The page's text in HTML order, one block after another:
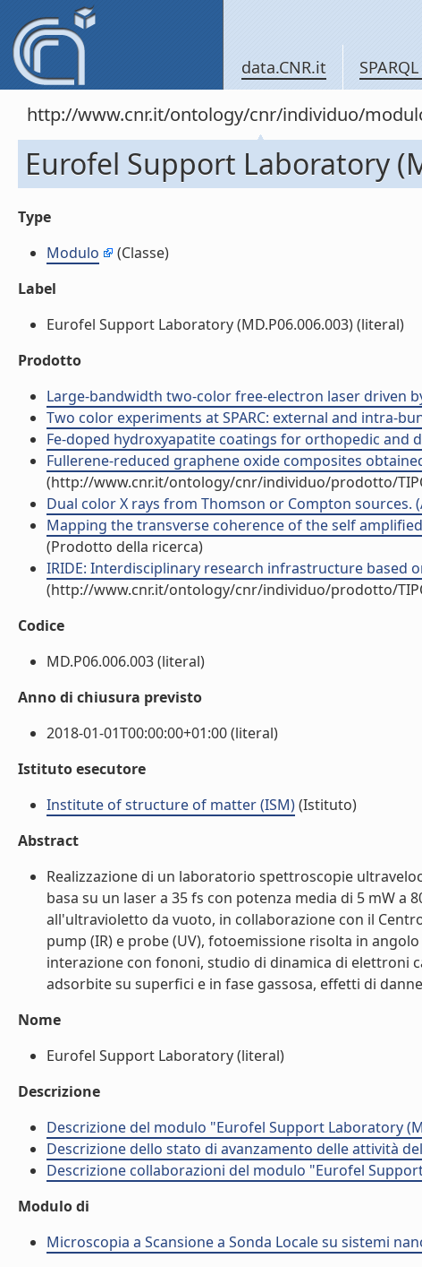
data.CNR.it
http://www.cnr.it/ontology/cnr/individuo/
Eurofel Support Laboratory
Type
Modulo
(Classe)
Label
Eurofel Support Laboratory (MD.P06.006.003) (literal)
Prodotto
Large-bandwidth two-color free-electron laser driven
Two color experiments at SPARC: external and intra-
Fe-doped hydroxyapatite coatings for orthopedic and
Fullerene-reduced graphene oxide composites
(http://www.cnr.it/ontology/cnr/individuo/prodotto/
Dual color X rays from Thomson or Compton sources.
Mapping the transverse coherence of the self
(Prodotto della ricerca)
IRIDE: Interdisciplinary research infrastructure based
(http://www.cnr.it/ontology/cnr/individuo/prodotto/
Codice
MD.P06.006.003 (literal)
Anno di chiusura previsto
2018-01-01T00:00:00+01:00 (literal)
Istituto esecutore
Institute of structure of matter (ISM)(Istituto)
Abstract
Realizzazione di un laboratorio spettroscopie
basa su un laser a 35 fs con potenza media di 5 mW
all'ultravioletto da vuoto, in collaborazione con il
pump (IR) e probe (UV), fotoemissione risolta in
interazione con fononi, studio di dinamica di elettroni
adsorbite su superfici e in fase gassosa, effetti di
Nome
Eurofel Support Laboratory (literal)
Descrizione
Descrizione del modulo "Eurofel Support Laboratory
Descrizione dello stato di avanzamento delle attività
Descrizione collaborazioni del modulo "Eurofel
Modulo di
Microscopia a Scansione a Sonda Locale su sistemi